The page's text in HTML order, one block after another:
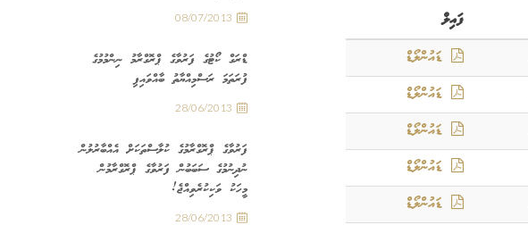
ފައިލް
ޑައުންލޯޑް
ޑައުންލޯޑް
ޑައުންލޯޑް
ޑައުންލޯޑް
ޑައުންލޯޑް
08/07/2013
ޑްރަގް ކޯޓުގެ ފަރުވާގެ ޕްރޮގްރާމު ނިންމުމުގެ
ފުރަތަމަ ރަސްމިއްޔާތު ބާއްވައިފި
28/06/2013
ފަރުވާގެ ޕްރޮގްރާމުގެ ކުލާސްތަކަށް އެއްބާރުލުން
ނުދިނުމުގެ ސަބަބުން ފަރުވާގެ ޕްރޮގްރާމުން
މީހަކު ވަކިކުރެވިއްޖެ!
28/06/2013